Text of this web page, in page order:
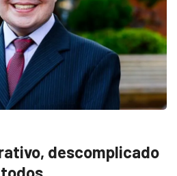
descomplicado